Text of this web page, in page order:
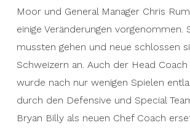
Moor und General Manager Chris
einige Veränderungen vorgenommen.
mussten gehen und neue schlossen
Schweizern an. Auch der Head Coach
wurde nach nur wenigen Spielen
durch den Defensive und Special
Bryan Billy als neuen Chef Coach